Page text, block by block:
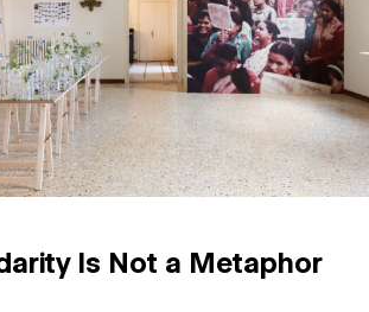
Is Not a Metaphor